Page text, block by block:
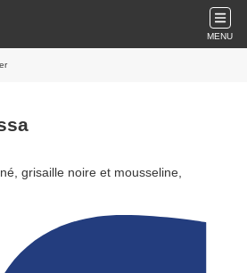
MENU
grisaille noire et mousseline,